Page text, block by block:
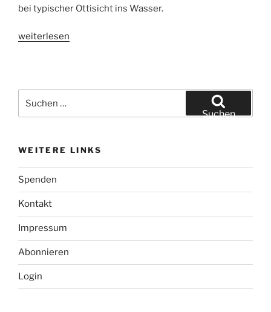
bei typischer Ottisicht ins Wasser.
„Abtauchen
weiterlesen
nach:
Suchen
WEITERE LINKS
Spenden
Kontakt
Impressum
Abonnieren
Login